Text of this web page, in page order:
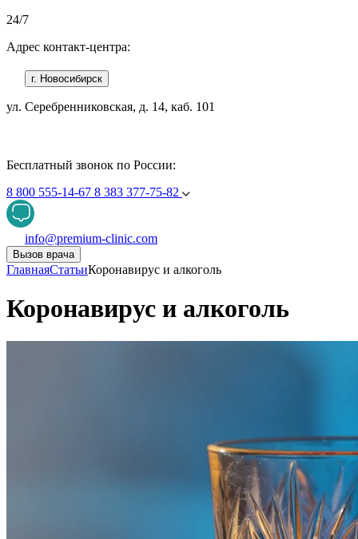
24/7
Адрес контакт-центра:
г. Новосибирск
ул. Серебренниковская, д. 14, каб. 101
Бесплатный звонок по России:
8 800 555-14-67 8 383 377-75-82
info@premium-clinic.com
Вызов врача
ГлавнаяСтатьиКоронавирус и алкоголь
Коронавирус и алкоголь